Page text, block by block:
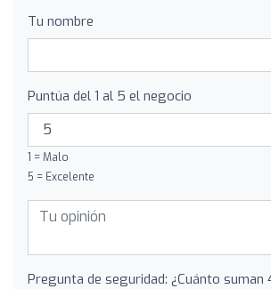
Tu nombre
Puntúa del 1 al 5 el negocio
1 = Malo
5 = Excelente
Pregunta de seguridad: ¿Cuánto suman